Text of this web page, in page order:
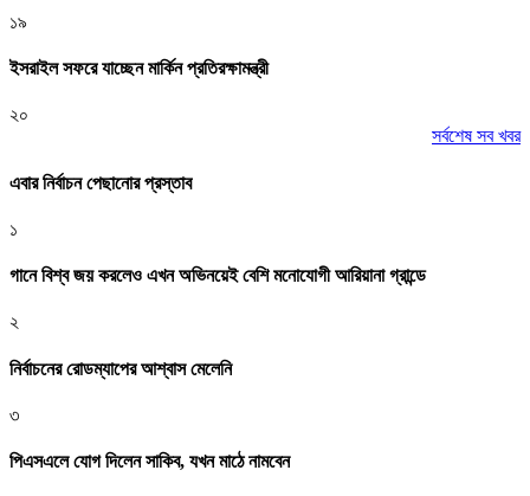
১৯
ইসরাইল সফরে যাচ্ছেন মার্কিন প্রতিরক্ষামন্ত্রী
২০
সর্বশেষ সব খবর
এবার নির্বাচন পেছানোর প্রস্তাব
১
গানে বিশ্ব জয় করলেও এখন অভিনয়েই বেশি মনোযোগী আরিয়ানা গ্রান্ডে
২
নির্বাচনের রোডম্যাপের আশ্বাস মেলেনি
৩
পিএসএলে যোগ দিলেন সাকিব, যখন মাঠে নামবেন